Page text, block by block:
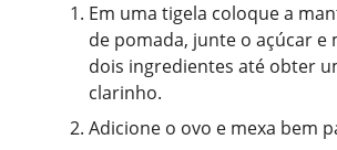
Em uma tigela coloque a
de pomada, junte o açúcar e
dois ingredientes até obter
clarinho.
Adicione o ovo e mexa bem